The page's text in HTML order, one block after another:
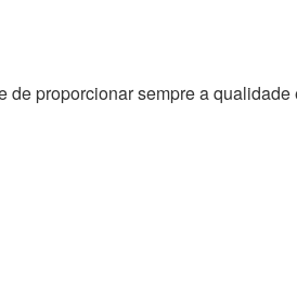
proporcionar sempre a